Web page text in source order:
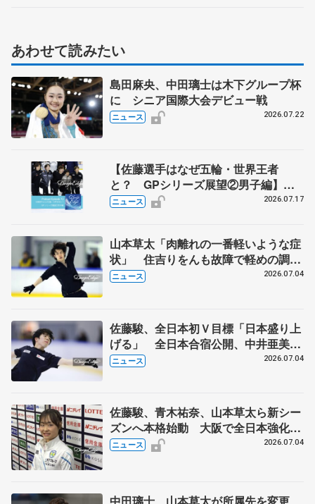
あわせて読みたい
島田麻央、中田璃士は木下グループ杯
に シニア国際大会デビュー戦
ニュース 2026.07.22
【佐藤選手はなぜ五輪・世界王者
と？ GPシリーズ展望②男子編】
ポッドキャスト#73を配信
ニュース 2026.07.17
山本草太「肉離れの一番軽いような症
状」 住吉りをんも故障で軽めの調
整 全日本シニア強化合宿
ニュース 2026.07.04
佐藤駿、全日本初Ｖ目標「日本盛り上
げる」 全日本合宿公開、中井亜美
「表現の幅広げる」 元世界王者のフ
ニュース 2026.07.04
佐藤駿、青木祐奈、山本草太ら新シー
ズンへ本格始動 大阪で全日本強化合
宿 シニアデビューの島田麻央らも
ニュース 2026.07.04